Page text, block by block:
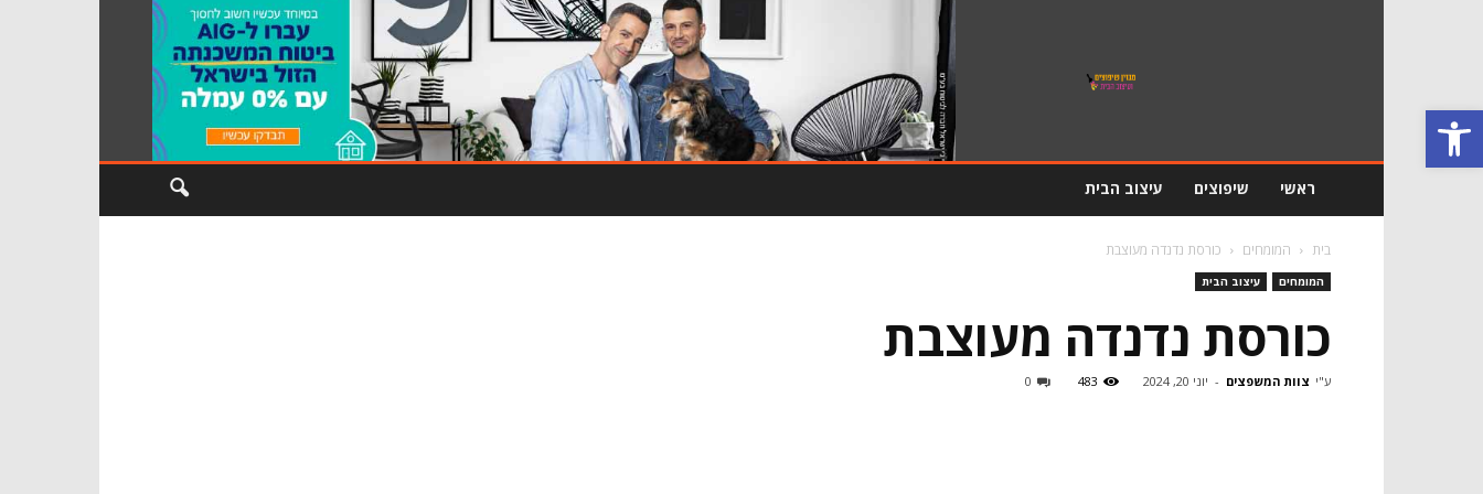
פתח סרגל נגישות
- פרסומת -
ראשי שיפוצים עיצוב הבית
בית המומחים כורסת נדנדה מעוצבת
המומחים עיצוב הבית
כורסת נדנדה מעוצבת
ע"י צוות המשפצים - יוני 20, 2024 483
0